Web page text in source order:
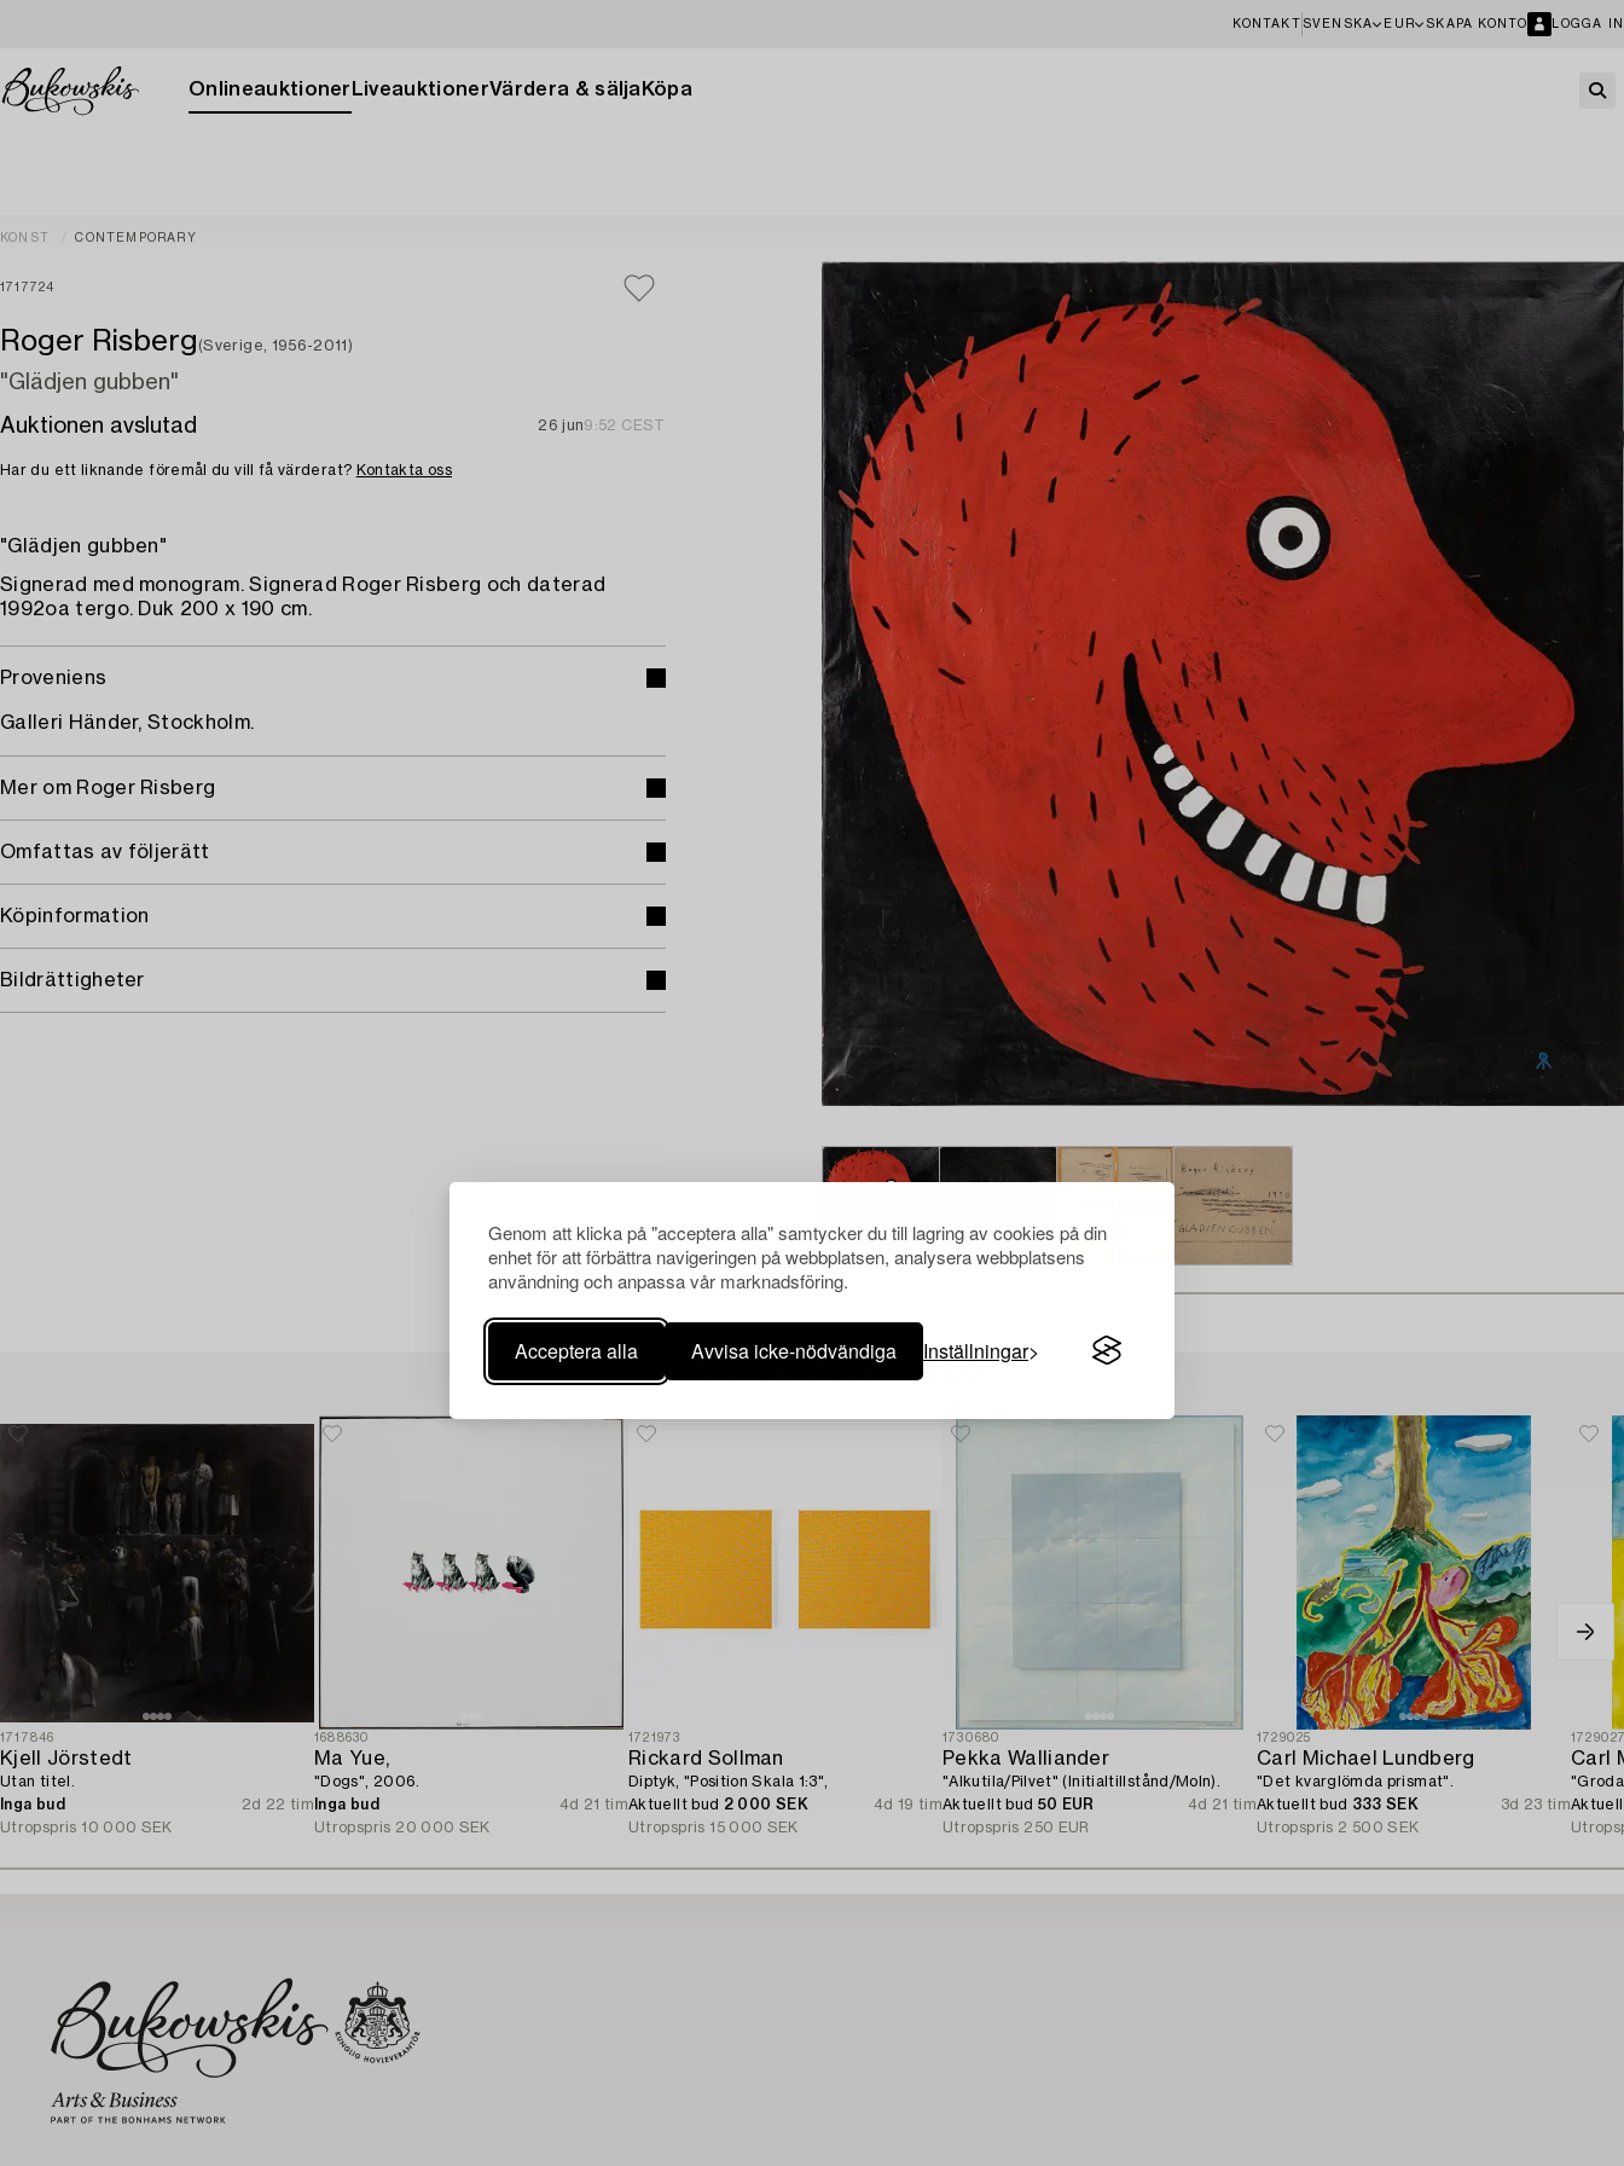
Genom att klicka på "acceptera alla" samtycker du till lagring av cookies på din
enhet för att förbättra navigeringen på webbplatsen, analysera webbplatsens
användning och anpassa vår marknadsföring.
Acceptera alla Avvisa icke-nödvändiga Inställningar
KONTAKT SVENSKA EUR SKAPA KONTO LOGGA IN
Onlineauktioner LiveauktionerVärdera & sälja Köpa
KONST CONTEMPORARY
1717724
Roger Risberg (Sverige, 1956-2011)
"Glädjen gubben"
Auktionen avslutad
26 jun9:52 CEST
Har du ett liknande föremål du vill få värderat? Kontakta oss
"Glädjen gubben"
Signerad med monogram. Signerad Roger Risberg och daterad
1992oa tergo. Duk 200 x 190 cm.
Proveniens
Galleri Händer, Stockholm.
Mer om Roger Risberg
Omfattas av följerätt
Köpinformation
Bildrättigheter
Andra har även tittat på
1717846
Kjell Jörstedt
Utan titel.
Inga bud
2d 22 tim
Utropspris 10 000 SEK
1688630
Ma Yue,
"Dogs", 2006.
Inga bud
4d 21 tim
Utropspris 20 000 SEK
1721973
Rickard Sollman
Diptyk, "Position Skala 1:3",
Aktuellt bud 2 000 SEK
4d 19 tim
Utropspris 15 000 SEK
1730680
Pekka Walliander
"Alkutila/Pilvet" (Initialtillstånd/Moln).
Aktuellt bud 50 EUR
4d 21 tim
Utropspris 250 EUR
1729025
Carl Michael Lundberg
"Det kvarglömda prismat".
Aktuellt bud 333 SEK
3d 23 tim
Utropspris 2 500 SEK
Carl